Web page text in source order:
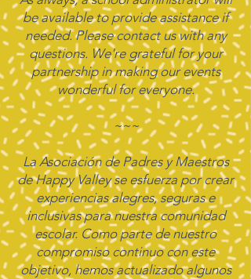
be available to provide assistance if
needed. Please contact us with any
questions. We're grateful for your
partnership in making our events
wonderful for everyone.
~~~
La Asociación de Padres y Maestros
de Happy Valley se esfuerza por crear
experiencias alegres, seguras e
inclusivas para nuestra comunidad
escolar. Como parte de nuestro
compromiso continuo con este
objetivo, hemos actualizado algunos